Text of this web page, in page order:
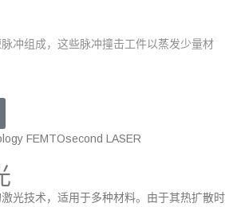
冲组成，这些脉冲撞击工件以蒸发少量材
光技术，适用于多种材料。由于其热扩散时